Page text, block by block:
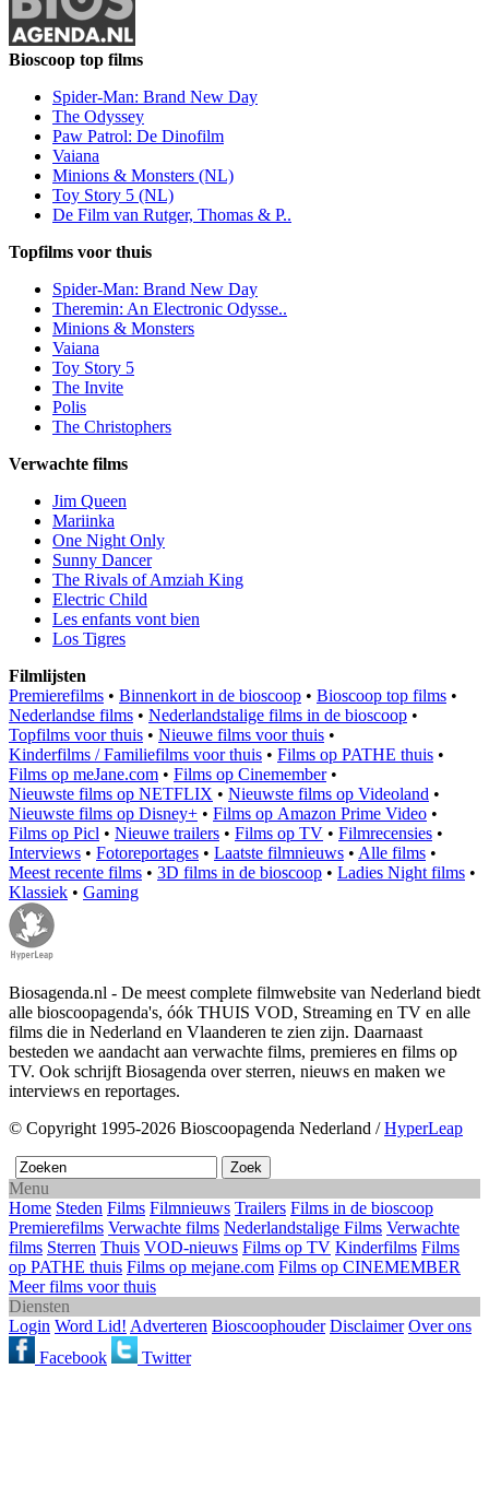
Bioscoop top films
Spider-Man: Brand New Day
The Odyssey
Paw Patrol: De Dinofilm
Vaiana
Minions & Monsters (NL)
Toy Story 5 (NL)
De Film van Rutger, Thomas & P..
Topfilms voor thuis
Spider-Man: Brand New Day
Theremin: An Electronic Odysse..
Minions & Monsters
Vaiana
Toy Story 5
The Invite
Polis
The Christophers
Verwachte films
Jim Queen
Mariinka
One Night Only
Sunny Dancer
The Rivals of Amziah King
Electric Child
Les enfants vont bien
Los Tigres
Filmlijsten
Premierefilms • Binnenkort in de bioscoop • Bioscoop top films •
Nederlandse films • Nederlandstalige films in de bioscoop •
Topfilms voor thuis • Nieuwe films voor thuis •
Kinderfilms / Familiefilms voor thuis • Films op PATHE thuis •
Films op meJane.com • Films op Cinemember•
Nieuwste films op NETFLIX • Nieuwste films op Videoland •
Nieuwste films op Disney+ • Films op Amazon Prime Video •
Films op Picl • Nieuwe trailers • Films op TV • Filmrecensies •
Interviews • Fotoreportages • Laatste filmnieuws • Alle films •
Meest recente films • 3D films in de bioscoop • Ladies Night films •
Klassiek • Gaming
Biosagenda.nl - De meest complete filmwebsite van Nederland biedt
alle bioscoopagenda's, óók THUIS VOD, Streaming en TV en alle
films die in Nederland en Vlaanderen te zien zijn. Daarnaast
besteden we aandacht aan verwachte films, premieres en films op
TV. Ook schrijft Biosagenda over sterren, nieuws en maken we
interviews en reportages.
© Copyright 1995-2026 Bioscoopagenda Nederland /HyperLeap
Menu
Home Steden Films Filmnieuws Trailers Films in de bioscoop
Premierefilms Verwachte films Nederlandstalige Films Verwachte
films Sterren Thuis VOD-nieuws Films op TV Kinderfilms Films
op PATHE thuis Films op mejane.com Films op CINEMEMBER
Meer films voor thuis
Diensten
Login Word Lid! Adverteren Bioscoophouder Disclaimer Over ons
Facebook
Twitter